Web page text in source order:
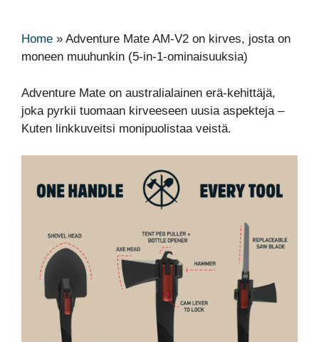
Home » Adventure Mate AM-V2 on kirves, josta on
moneen muuhunkin (5-in-1-ominaisuuksia)
Adventure Mate on australialainen erä-kehittäjä,
joka pyrkii tuomaan kirveeseen uusia aspekteja –
Kuten linkkuveitsi monipuolistaa veistä.